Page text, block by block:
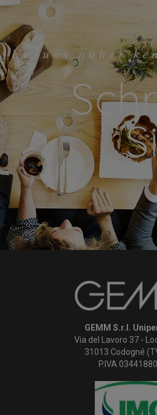
Um uns näher
GEMM S.r.l.
Via del Lavoro 37 -
31013 Codogné
P.IVA